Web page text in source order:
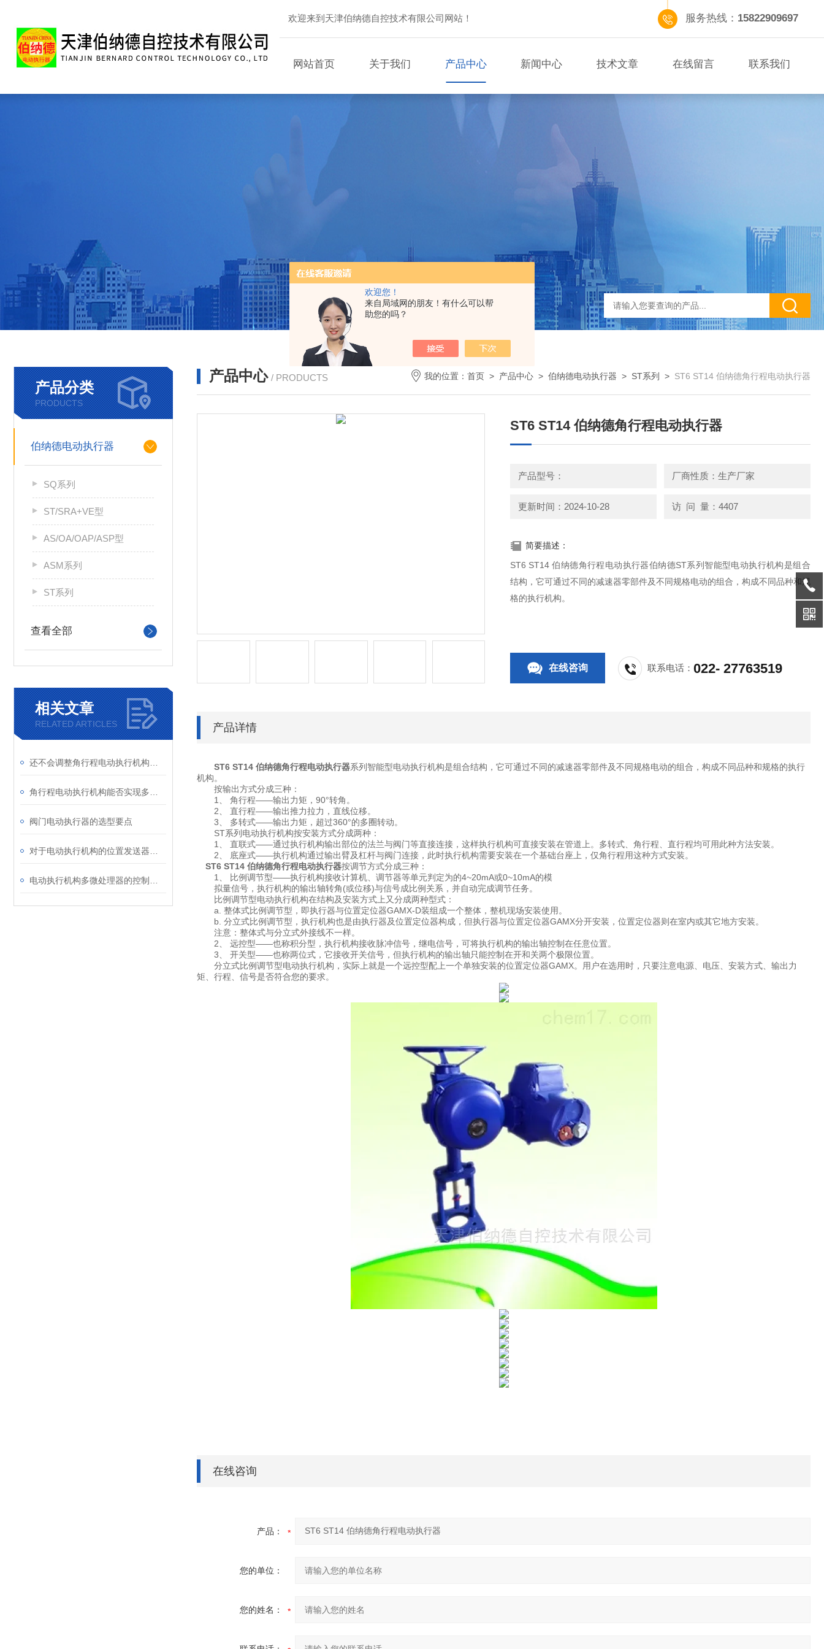
欢迎您！
来自局域网的朋友！有什么可以帮
助您的吗？
欢迎来到天津伯纳德自控技术有限公司网站！ 服务热线： 15822909697
网站首页 关于我们 产品中心 新闻中心 技术文章 在线留言 联系我们
产品分类
PRODUCTS
伯纳德电动执行器
SQ系列
ST/SRA+VE型
AS/OA/OAP/ASP型
ASM系列
ST系列
查看全部
相关文章
RELATED ARTICLES
阀门电动执行器的选型要点
产品中心 / PRODUCTS 我的位置： 首页 > 产品中心 > 伯纳德电动执行器 > ST系列 > ST6 ST14 伯纳德角行程电动执行器
ST6 ST14 伯纳德角行程电动执行器
产品型号： 厂商性质：生产厂家
更新时间：2024-10-28 访 问 量：4407
简要描述：
ST6 ST14 伯纳德角行程电动执行器伯纳德ST系列智能型电动执行机构是组合
结构，它可通过不同的减速器零部件及不同规格电动的组合，构成不同品种和规
格的执行机构。
在线咨询 联系电话：022- 27763519
产品详情
ST6 ST14 伯纳德角行程电动执行器系列智能型电动执行机构是组合结构，它可通过不同的减速器零部件及不同规格电动的组合，构成不同品种和规格的执行
机构。
按输出方式分成三种：
1、 角行程——输出力矩，90°转角。
2、 直行程——输出推力拉力，直线位移。
3、 多转式——输出力矩，超过360°的多圈转动。
ST系列电动执行机构按安装方式分成两种：
1、 直联式——通过执行机构输出部位的法兰与阀门等直接连接，这样执行机构可直接安装在管道上。多转式、角行程、直行程均可用此种方法安装。
2、 底座式——执行机构通过输出臂及杠杆与阀门连接，此时执行机构需要安装在一个基础台座上，仅角行程用这种方式安装。
ST6 ST14 伯纳德角行程电动执行器按调节方式分成三种：
1、 比例调节型——执行机构接收计算机、调节器等单元判定为的4~20mA或0~10mA的模
拟量信号，执行机构的输出轴转角(或位移)与信号成比例关系，并自动完成调节任务。
比例调节型电动执行机构在结构及安装方式上又分成两种型式：
a. 整体式比例调节型，即执行器与位置定位器GAMX-D装组成一个整体，整机现场安装使用。
b. 分立式比例调节型，执行机构也是由执行器及位置定位器构成，但执行器与位置定位器GAMX分开安装，位置定位器则在室内或其它地方安装。
注意：整体式与分立式外接线不一样。
2、 远控型——也称积分型，执行机构接收脉冲信号，继电信号，可将执行机构的输出轴控制在任意位置。
3、 开关型——也称两位式，它接收开关信号，但执行机构的输出轴只能控制在开和关两个极限位置。
分立式比例调节型电动执行机构，实际上就是一个远控型配上一个单独安装的位置定位器GAMX。用户在选用时，只要注意电源、电压、安装方式、输出力
矩、行程、信号是否符合您的要求。
在线咨询
产品：
您的单位：
您的姓名：